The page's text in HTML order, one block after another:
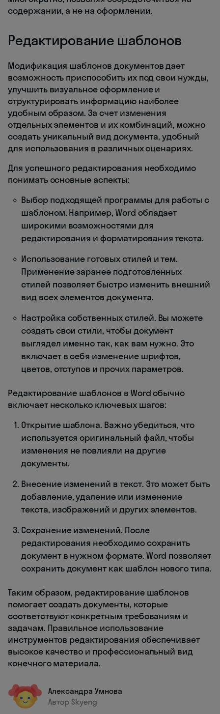
содержании, а не на оформлении.
Редактирование шаблонов
Модификация шаблонов документов дает
возможность приспособить их под свои нужды,
улучшить визуальное оформление и
структурировать информацию наиболее
удобным образом. За счет изменения
отдельных элементов и их комбинаций, можно
создать уникальный вид документа, удобный
для использования в различных сценариях.
Для успешного редактирования необходимо
понимать основные аспекты:
Выбор подходящей программы для работы с
шаблоном. Например, Word обладает
широкими возможностями для
редактирования и форматирования текста.
Использование готовых стилей и тем.
Применение заранее подготовленных
стилей позволяет быстро изменить внешний
вид всех элементов документа.
Настройка собственных стилей. Вы можете
создать свои стили, чтобы документ
выглядел именно так, как вам нужно. Это
включает в себя изменение шрифтов,
цветов, отступов и прочих параметров.
Редактирование шаблонов в Word обычно
включает несколько ключевых шагов:
Открытие шаблона. Важно убедиться, что
используется оригинальный файл, чтобы
изменения не повлияли на другие
документы.
Внесение изменений в текст. Это может быть
добавление, удаление или изменение
текста, изображений и других элементов.
Сохранение изменений. После
редактирования необходимо сохранить
документ в нужном формате. Word позволяет
сохранить документ как шаблон нового типа.
Таким образом, редактирование шаблонов
помогает создать документы, которые
соответствуют конкретным требованиям и
задачам. Правильное использование
инструментов редактирования обеспечивает
высокое качество и профессиональный вид
конечного материала.
Александра Умнова
Автор Skyeng